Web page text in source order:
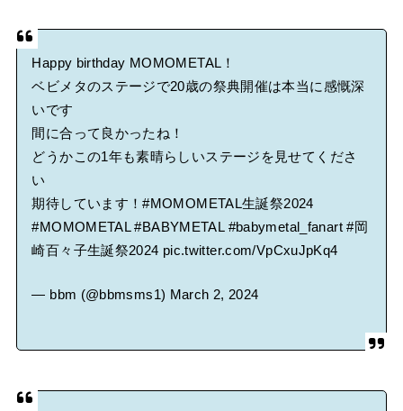
Happy birthday MOMOMETAL！
ベビメタのステージで20歳の祭典開催は本当に感慨深
いです
間に合って良かったね！
どうかこの1年も素晴らしいステージを見せてくださ
い
期待しています！#MOMOMETAL生誕祭2024
#MOMOMETAL #BABYMETAL #babymetal_fanart #岡
崎百々子生誕祭2024 pic.twitter.com/VpCxuJpKq4
— bbm (@bbmsms1) March 2, 2024